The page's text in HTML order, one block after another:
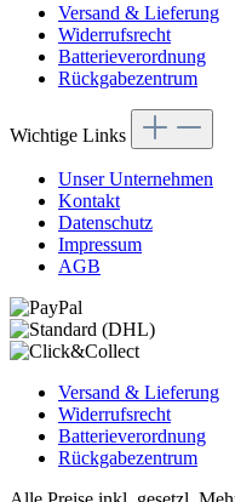
Versand & Lieferung
Widerrufsrecht
Batterieverordnung
Rückgabezentrum
Wichtige Links
Unser Unternehmen
Kontakt
Datenschutz
Impressum
AGB
Versand & Lieferung
Widerrufsrecht
Batterieverordnung
Rückgabezentrum